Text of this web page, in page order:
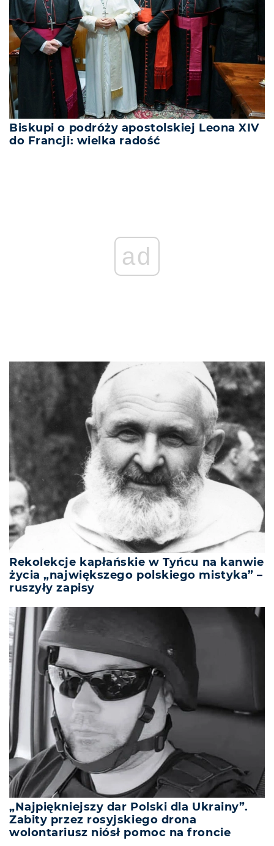
Biskupi o podróży apostolskiej Leona XIV
do Francji: wielka radość
ad
Rekolekcje kapłańskie w Tyńcu na kanwie
życia „największego polskiego mistyka” –
ruszyły zapisy
„Najpiękniejszy dar Polski dla Ukrainy”.
Zabity przez rosyjskiego drona
wolontariusz niósł pomoc na froncie